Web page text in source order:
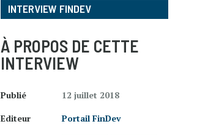
INTERVIEW FINDEV
À PROPOS DE CETTE
INTERVIEW
Publié
12 juillet 2018
Editeur
Portail FinDev